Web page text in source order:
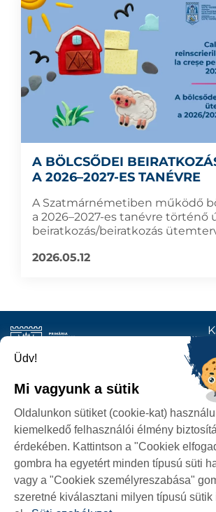
A BÖLCSŐDEI
A 2026–2027-ES TANÉVRE
A Szatmárnémetiben működő
a 2026–2027-es tanévre történő
beiratkozás/beiratkozás
2026.05.12
SZEMÉLYES ADATOK
SZATMÁRNÉMETI
POLGÁRMESTERI
P-ȚA 25 OCTOMBRIE, NR. 1 CORP M,
Üdv!
Mi vagyunk a sütik
Oldalunkon sütiket (cookie-kat)
kiemelkedő felhasználói élmény
érdekében. Kattintson a "Cookiek
gombra ha egyetért minden típusú süti
vagy a "Cookiek személyreszabása"
szeretné kiválasztani milyen típusú